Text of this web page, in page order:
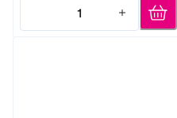
1
Quantity: 1